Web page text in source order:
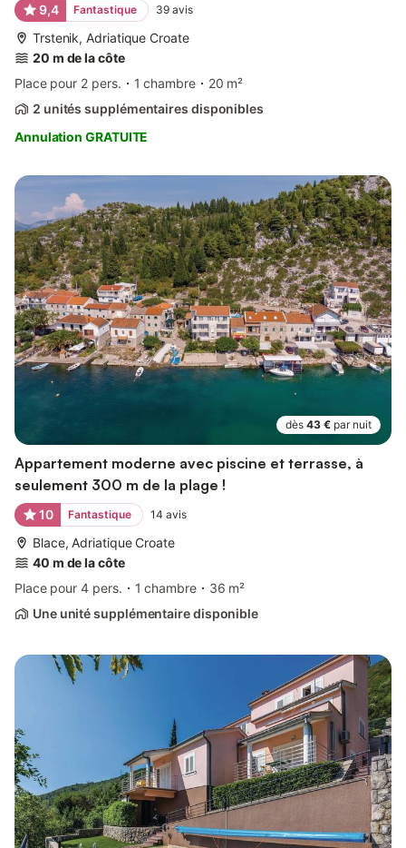
9,4
Fantastique 39 avis
Trstenik, Adriatique Croate
20 m de la côte
Place pour 2 pers.
1 chambre
20 m²
2 unités supplémentaires disponibles
Annulation GRATUITE
dès 43 € par nuit
Appartement moderne avec piscine et terrasse, à
seulement 300 m de la plage !
10 Fantastique 14 avis
Blace, Adriatique Croate
40 m de la côte
Place pour 4 pers.
1 chambre
36 m²
Une unité supplémentaire disponible